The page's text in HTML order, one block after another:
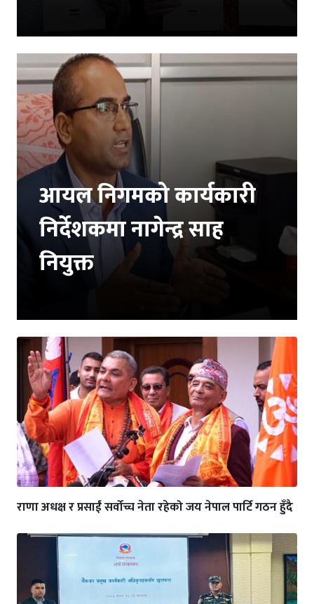
आयल निगमको कार्यकारी
निर्देशकमा नागेन्द्र साह
नियुक्त
राणा अधक्ष र प्रसाईं सर्वोच्च नेता रहेको जय नेपाल पार्टि गठन हुँदै